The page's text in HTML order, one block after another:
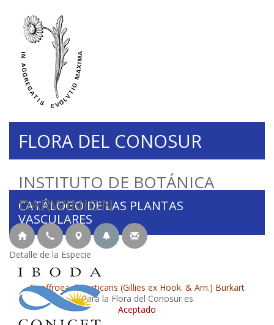
INSTITUTO DE BOTÁNICA
DARWINION
FLORA DEL CONOSUR
CATÁLOGO DE LAS PLANTAS
VASCULARES
Detalle de la Especie
Geoffroea decorticans (Gillies ex Hook. & Arn.) Burkart
Para la Flora del Conosur es
Aceptado